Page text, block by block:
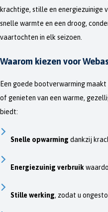
krachtige, stille en energiezuinige
snelle warmte en een droog,
vaartochten in elk seizoen.
Waarom kiezen voor
Een goede bootverwarming
of genieten van een warme,
biedt:
Snelle opwarming dankzij
Energiezuinig verbruik
Stille werking, zodat u